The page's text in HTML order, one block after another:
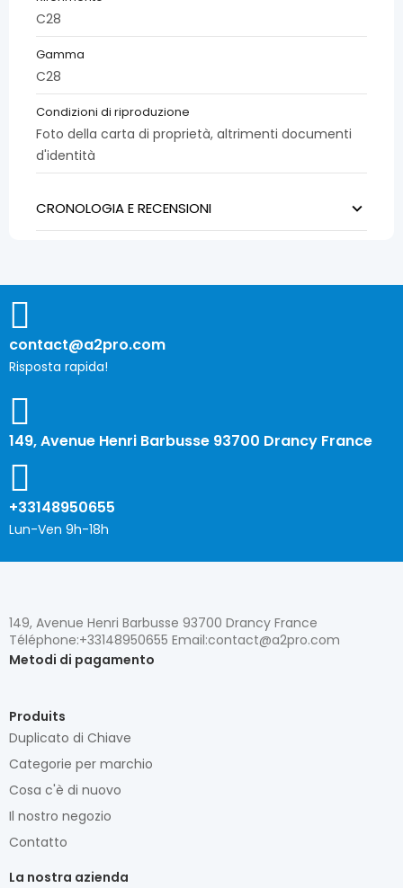
C28
Gamma
C28
Condizioni di riproduzione
Foto della carta di proprietà, altrimenti documenti
d'identità
CRONOLOGIA E RECENSIONI
contact@a2pro.com
Risposta rapida!
149, Avenue Henri Barbusse 93700 Drancy France
+33148950655
Lun-Ven 9h-18h
149, Avenue Henri Barbusse 93700 Drancy France
Téléphone:+33148950655 Email:contact@a2pro.com
Metodi di pagamento
Produits
Duplicato di Chiave
Categorie per marchio
Cosa c'è di nuovo
Il nostro negozio
Contatto
La nostra azienda